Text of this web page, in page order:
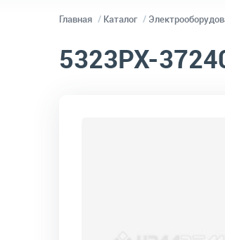
Главная Каталог
5323РХ-